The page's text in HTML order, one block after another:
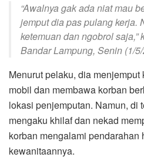
“Awalnya gak ada niat mau
jemput dia pas pulang kerja.
ketemuan dan ngobrol saja,”
Bandar Lampung, Senin (1/
Menurut pelaku, dia
mobil dan membawa korban
lokasi penjemputan. Namun, di
mengaku khilaf dan nekad
korban mengalami pendarahan
kewanitaannya.